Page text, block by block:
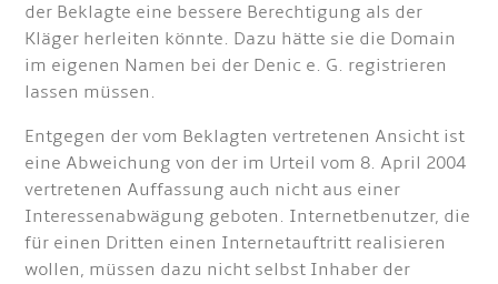
der Beklagte eine bessere Berechtigung als der
Kläger herleiten könnte. Dazu hätte sie die Domain
im eigenen Namen bei der Denic e. G. registrieren
lassen müssen.
Entgegen der vom Beklagten vertretenen Ansicht ist
eine Abweichung von der im Urteil vom 8. April 2004
vertretenen Auffassung auch nicht aus einer
Interessenabwägung geboten. Internetbenutzer, die
für einen Dritten einen Internetauftritt realisieren
wollen, müssen dazu nicht selbst Inhaber der